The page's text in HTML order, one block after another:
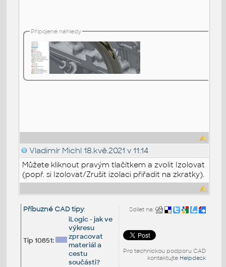
Připojené náhledy
Vladimír Michl 18.kvě.2021 v 11:14
Můžete kliknout pravým tlačítkem a zvolit Izolovat
(popř. si Izolovat/Zrušit izolaci přiřadit na zkratky).
Sdílet na:
Pro technickou podporu CAD
kontaktujte Helpdesk
Příbuzné CAD tipy:
Tip 10851:
iLogic - jak ve
výkresu
zpracovat
materiál a
cestu
součásti?